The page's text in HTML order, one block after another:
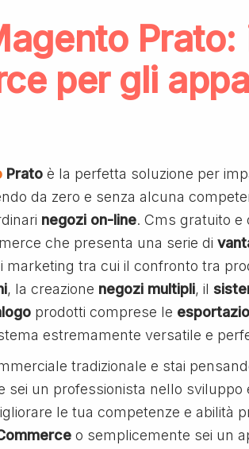
per gli
Prato è la perfetta soluzione per
da zero e senza alcuna
negozi on-line. Cms gratuito e
che presenta una serie di
marketing tra cui il confronto tra
, la creazione negozi multipli, il
prodotti comprese le
estremamente versatile e
tradizionale e stai
sei un professionista nello sviluppo
le tua competenze e abilità
o semplicemente sei un